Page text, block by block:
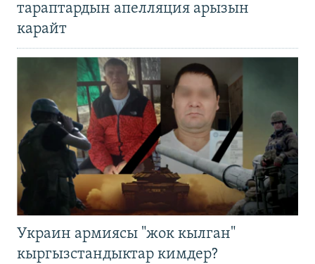
тараптардын апелляция арызын
карайт
Украин армиясы "жок кылган"
кыргызстандыктар кимдер?